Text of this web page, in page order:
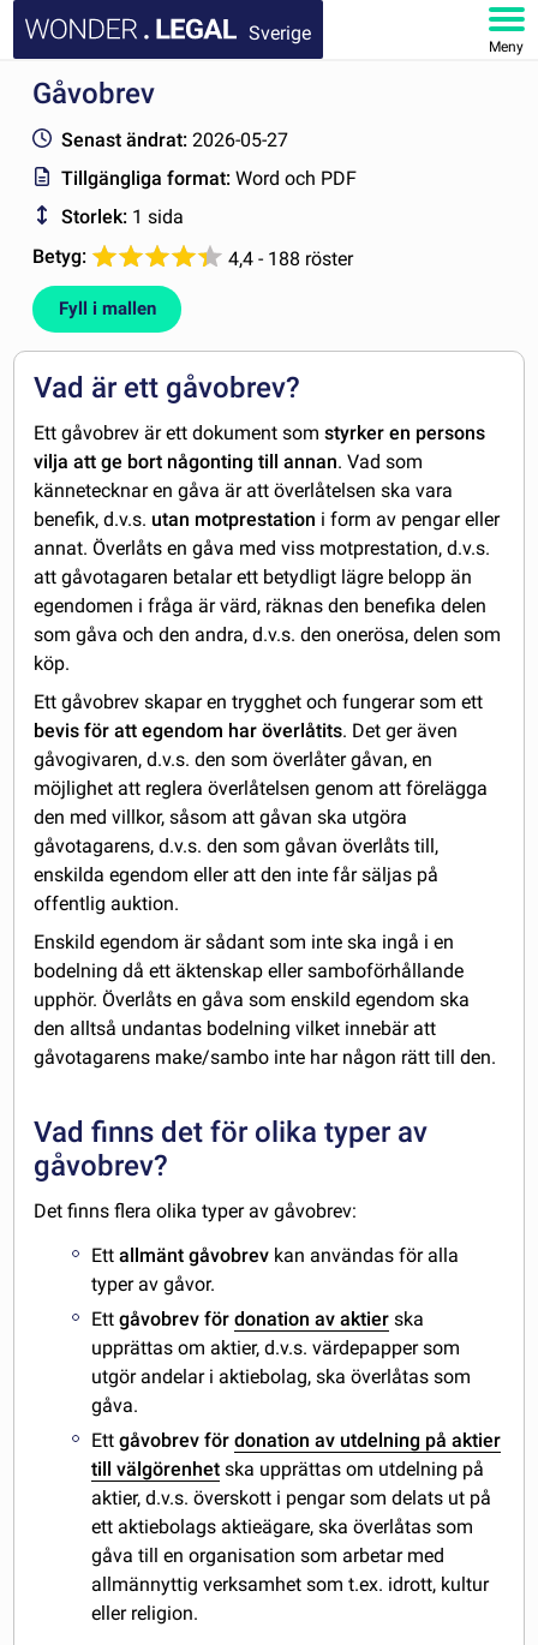
Sverige
Meny
STARTSIDA
DOKUMENT
FAQ
Gåvobrev
Senast ändrat: 2026-05-27
Tillgängliga format:Word och PDF
Storlek: 1 sida
Betyg:
4,4 - 188 röster
Fyll i mallen
Vad är ett gåvobrev?
Ett gåvobrev är ett dokument somstyrker en persons
vilja att ge bort någonting till annan. Vad som
kännetecknar en gåva är att överlåtelsen ska vara
benefik, d.v.s. utan motprestation i form av pengar eller
annat. Överlåts en gåva med viss motprestation, d.v.s.
att gåvotagaren betalar ett betydligt lägre belopp än
egendomen i fråga är värd, räknas den benefika delen
som gåva och den andra, d.v.s. den onerösa, delen som
köp.
Ett gåvobrev skapar en trygghet och fungerar som ett
bevis för att egendom har överlåtits. Det ger även
gåvogivaren, d.v.s. den som överlåter gåvan, en
möjlighet att reglera överlåtelsen genom att förelägga
den med villkor, såsom att gåvan ska utgöra
gåvotagarens, d.v.s. den som gåvan överlåts till,
enskilda egendom eller att den inte får säljas på
offentlig auktion.
Enskild egendom är sådant som inte ska ingå i en
bodelning då ett äktenskap eller samboförhållande
upphör. Överlåts en gåva som enskild egendom ska
den alltså undantas bodelning vilket innebär att
gåvotagarens make/sambo inte har någon rätt till den.
Vad finns det för olika typer av
gåvobrev?
Det finns flera olika typer av gåvobrev:
Ettallmänt gåvobrev kan användas för alla
typer av gåvor.
Ettgåvobrev fördonation av aktier ska
upprättas om aktier, d.v.s. värdepapper som
utgör andelar i aktiebolag, ska överlåtas som
gåva.
Ettgåvobrev fördonation av utdelning på aktier
till välgörenhet ska upprättas om utdelning på
aktier, d.v.s. överskott i pengar som delats ut på
ett aktiebolags aktieägare, ska överlåtas som
gåva till en organisation som arbetar med
allmännyttig verksamhet som t.ex. idrott, kultur
eller religion.